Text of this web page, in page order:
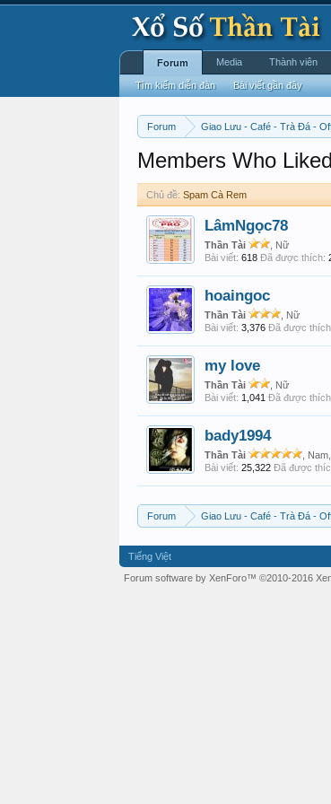
Forum Giao Lưu - Café - Trà Đá -
Members Who
Chủ đề: Spam Cà Rem
LâmNgọc78
Thần Tài
, Nữ
Bài viết: 618 Đã được thích:
hoaingoc
Thần Tài
, Nữ
Bài viết: 3,376 Đã được
my love
Thần Tài
, Nữ
Bài viết: 1,041 Đã được
bady1994
Thần Tài
,
Bài viết: 25,322 Đã được
Forum Giao Lưu - Café - Trà Đá -
Forum
Tìm kiếm diễn đàn Bài viết gần đây
Media Thành viên
Tiếng Việt
Forum software by XenForo™ ©2010-2016